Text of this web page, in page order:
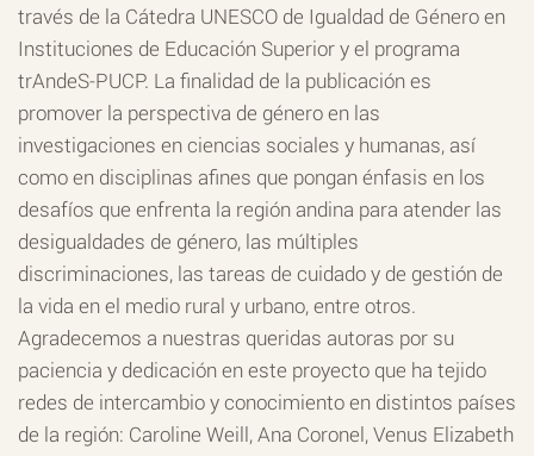
través de la Cátedra UNESCO de Igualdad de Género en
Instituciones de Educación Superior y el programa
trAndeS-PUCP. La finalidad de la publicación es
promover la perspectiva de género en las
investigaciones en ciencias sociales y humanas, así
como en disciplinas afines que pongan énfasis en los
desafíos que enfrenta la región andina para atender las
desigualdades de género, las múltiples
discriminaciones, las tareas de cuidado y de gestión de
la vida en el medio rural y urbano, entre otros.
Agradecemos a nuestras queridas autoras por su
paciencia y dedicación en este proyecto que ha tejido
redes de intercambio y conocimiento en distintos países
de la región: Caroline Weill, Ana Coronel, Venus Elizabeth